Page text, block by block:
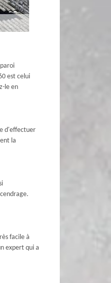
est celui
le en
d'effectuer
la
facile à
expert qui a